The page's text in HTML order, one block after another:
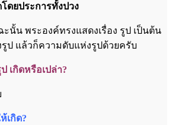
ดยประการทั้งปวง
ะนั้น พระองค์ทรงแสดงเรื่อง รูป เป็นต้น
รูป แล้วก็ความดับแห่งรูปด้วยครับ
เกิดหรือเปล่า?
เกิด?